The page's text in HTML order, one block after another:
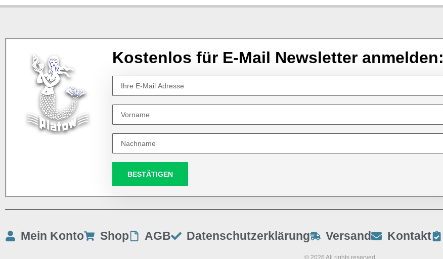
Kostenlos für E-Mail Newsletter anmelden:
BESTÄTIGEN
Mein Konto Shop AGB Datenschutzerklärung Versand Kontakt